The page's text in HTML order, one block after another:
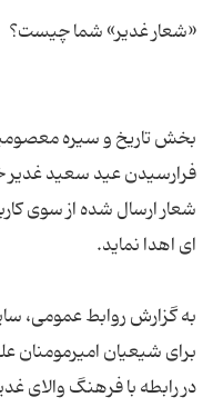
بخش تاریخ و سیره
فرارسیدن عید سعید غدیر
شعار ارسال شده از سوی
به گزارش روابط عمومی،
برای شیعیان امیرمومنان